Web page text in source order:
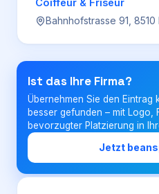
Für Firmen
Firma
Coiffeur & Friseur
Bahnhofstrasse 91,
Ist das Ihre Firma?
Übernehmen Sie den Eintrag
besser gefunden – mit
bevorzugter Platzierung in
Jetzt